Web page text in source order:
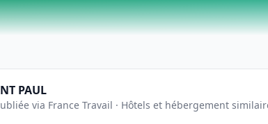
PAUL
via France Travail · Hôtels et hébergement